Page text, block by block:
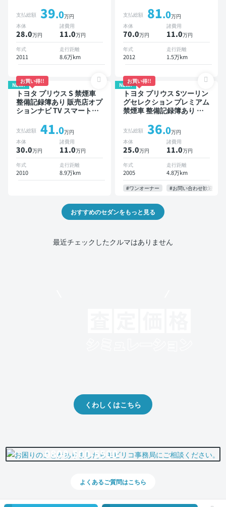
ダー
支払総額 39.0万円
本体
28.0万円
諸費用
11.0万円
年式
2011
走行距離
8.6万km
り TV スマートキー ETC バ
ックモニター ドライブレコ
ーダー
支払総額 81.0万円
本体
70.0万円
諸費用
11.0万円
年式
2012
走行距離
1.5万km
NEW!
お買い得!!
トヨタ プリウス S 禁煙車
整備記録簿あり 販売店オプ
ションナビ TV スマートキ
支払総額 41.0万円
本体
30.0万円
諸費用
11.0万円
年式
2010
走行距離
8.9万km
NEW!
お買い得!!
トヨタ プリウス Sツーリン
グセレクション プレミアム
禁煙車 整備記録簿あり デ
スマートキー ETC バック
モニター
支払総額 36.0万円
本体
25.0万円
諸費用
11.0万円
年式
2005
走行距離
4.8万km
#ワンオーナー #お問い合わせ歓迎
おすすめのセダンをもっと見る
最近チェックしたクルマはありません
くわしくはこちら
0800-500-5500
よくあるご質問はこちら